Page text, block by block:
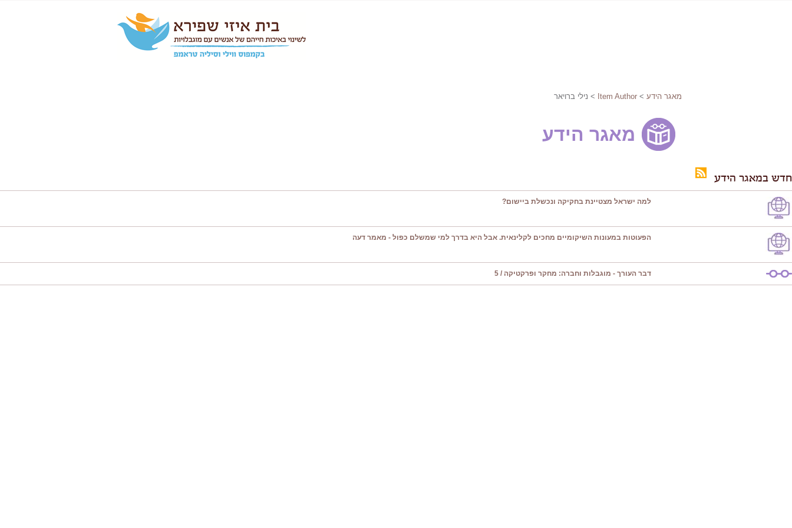
מאגר הידע >
Item Author > נילי ברויאר
מאגר הידע
חדש במאגר הידע
למה ישראל מצטיינת בחקיקה ונכשלת ביישום?
הפעוטות במעונות השיקומיים מחכים לקלינאית. אבל היא בדרך למי שמשלם כפול - מאמר דעה
דבר העורך - מוגבלות וחברה: מחקר ופרקטיקה / 5